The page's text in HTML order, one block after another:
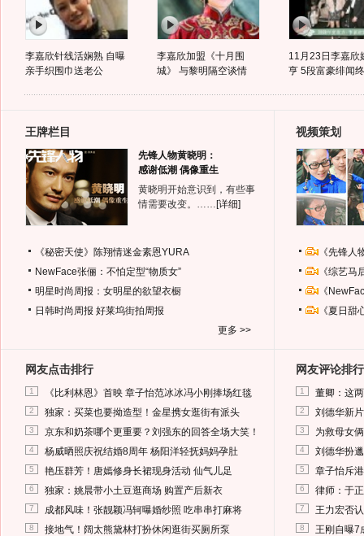
李嘉欣针线活娴熟 自曝
亲手织围巾送老公
李嘉欣加盟《十月围
城》 与黎明隔空谈情
11月23日李嘉欣
亨 5段富豪绯闻
王牌栏目
先锋人物黄晓明：
感谢低潮 偶像重生
黄晓明开始意识到，有些事
情需要改变。…… [详细]
《秘密天使》陈翔情迷金素恩YURA
NewFace张俪：不怕定型“物质女”
明星时尚周报：女明星的欲望衣橱
日韩时尚周报 好莱坞街拍周报
更多 >>
视频策划
《先锋
《综艺
《
《夏日
网友点击排行
1 《比利林恩》首映 章子怡范冰冰冯小刚捧场红毯
2 独家：买菜也要拗造型！金星携女逛街有派头
3 京东和奶茶哪个更重要？刘强东的回答全场大笑！
4 杨威晒照庆祝结婚8周年 杨阳洋轻抚妈妈孕肚
5 艳压群芳！唐嫣修身长裙现身活动 仙气儿足
6 独家：姚晨带小土豆逛商场 购置产后新衣
7 成都风味！张靓颖冯轲曝婚纱照 吃串串打麻将
8 接地气！阔太熊黛林打扮休闲逛街买厕所泵
网友评论排行
1 董卿：这
2 刘德华新
3 为救母女
4 刘德华扮
5 章子怡斥
6 律师：于
7 王力宏否
8 王刚自曝7